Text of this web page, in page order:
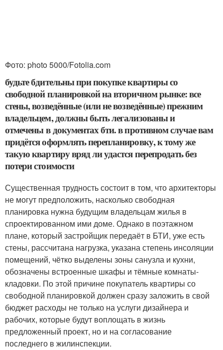
Фото: photo 5000/Fotolia.com
будьте бдительны при покупке квартиры со
свободной планировкой на вторичном рынке: все
стены, возведённые (или не возведённые) прежним
владельцем, должны быть легализованы и
отмечены в документах бти. в противном случае вам
придётся оформлять перепланировку, к тому же
такую квартиру вряд ли удастся перепродать без
потери стоимости
Существенная трудность состоит в том, что архитекторы
не могут предположить, насколько свободная
планировка нужна будущим владельцам жилья в
спроектированном ими доме. Однако в поэтажном
плане, который застройщик передаёт в БТИ, уже есть
стены, рассчитана нагрузка, указана степень инсоляции
помещений, чётко выделены зоны санузла и кухни,
обозначены встроенные шкафы и тёмные комнаты-
кладовки. По этой причине покупатель квартиры со
свободной планировкой должен сразу заложить в свой
бюджет расходы не только на услуги дизайнера и
рабочих, которые будут воплощать в жизнь
предложенный проект, но и на согласование
последнего в жилинспекции.